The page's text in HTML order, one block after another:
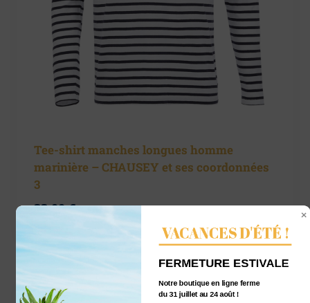
Tee-shirt manches longues homme
marinière – CHAUSEY et ses coordonnées
3
33,00€ TTC
VACANCES D'ÉTÉ !
Notre boutique en ligne ferme
du 31 juillet au 24 août !
FERMETURE ESTIVALE